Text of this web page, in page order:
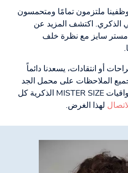
ملتزمون تمامًا ومتحمسون
الذكري. اكتشف المزيد عن
مستر سايز مع نظرة خلف
أو انتقادات، يسعدنا دائماً
الملاحظات على محمل الجد
من أجل تحسين تجربتك مع واقيات MISTER SIZE الذكرية كل
لهذا الغرض.